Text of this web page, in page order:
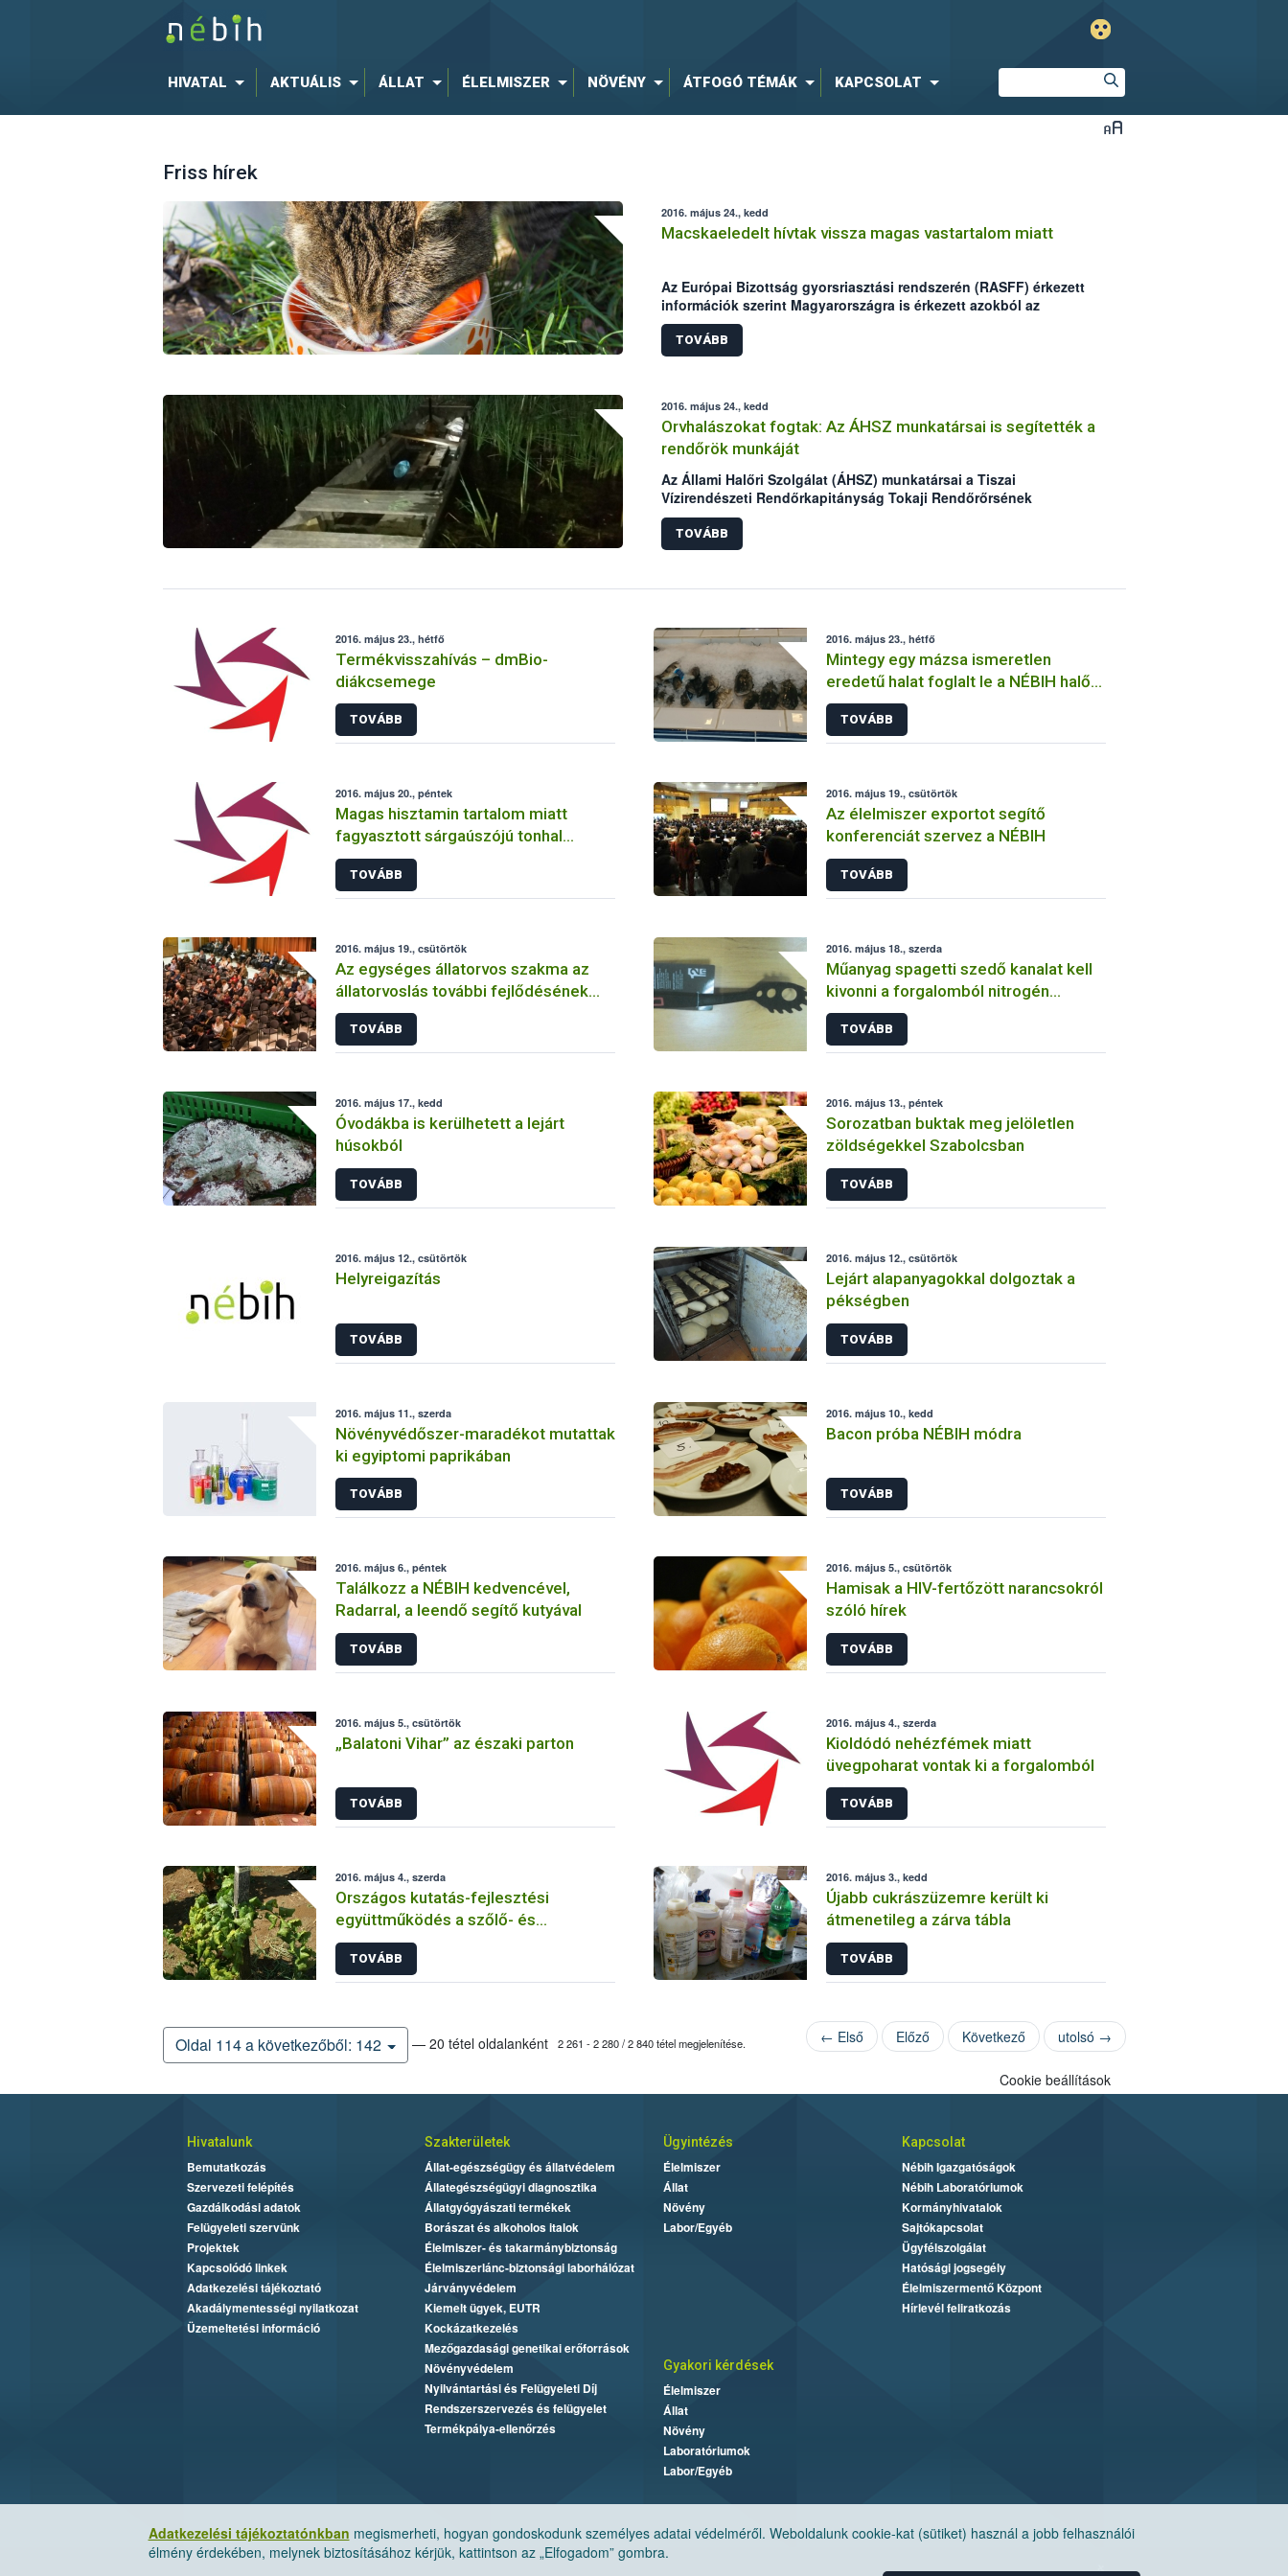
HIVATAL AKTUÁLIS ÁLLAT ÉLELMISZER NÖVÉNY ÁTFOGÓ TÉMÁK KAPCSOLAT
Friss hírek
2016. május 24., kedd
Macskaeledelt hívtak vissza magas vastartalom miatt
Az Európai Bizottság gyorsriasztási rendszerén (RASFF) érkezett
információk szerint Magyarországra is érkezett azokból az
egyadagos macskaeledelekből, melyekben magas vastartalmat
mértek.
TOVÁBB
2016. május 24., kedd
Orvhalászokat fogtak: Az ÁHSZ munkatársai is segítették a
rendőrök munkáját
Az Állami Halőri Szolgálat (ÁHSZ) munkatársai a Tiszai
Vízirendészeti Rendőrkapitányság Tokaji Rendőrőrsének
kollégáival két nap alatt két orvhalász csapatra csaptak le a
Malom-Tisza holtágban.
TOVÁBB
2016. május 23., hétfő
Termékvisszahívás – dmBio-
diákcsemege
TOVÁBB
2016. május 23., hétfő
Mintegy egy mázsa ismeretlen
eredetű halat foglalt le a NÉBIH halőri
szolgálata
TOVÁBB
2016. május 20., péntek
Magas hisztamin tartalom miatt
fagyasztott sárgaúszójú tonhal
szeleteket kell kivonni a forgalomból
TOVÁBB
2016. május 19., csütörtök
Az élelmiszer exportot segítő
konferenciát szervez a NÉBIH
TOVÁBB
2016. május 19., csütörtök
Az egységes állatorvos szakma az
állatorvoslás további fejlődésének
kulcsa
TOVÁBB
2016. május 18., szerda
Műanyag spagetti szedő kanalat kell
kivonni a forgalomból nitrogén
tartalmú vegyület kioldódás miatt
TOVÁBB
2016. május 17., kedd
Óvodákba is kerülhetett a lejárt
húsokból
TOVÁBB
2016. május 13., péntek
Sorozatban buktak meg jelöletlen
zöldségekkel Szabolcsban
TOVÁBB
2016. május 12., csütörtök
Helyreigazítás
TOVÁBB
2016. május 12., csütörtök
Lejárt alapanyagokkal dolgoztak a
pékségben
TOVÁBB
2016. május 11., szerda
Növényvédőszer-maradékot mutattak
ki egyiptomi paprikában
TOVÁBB
2016. május 10., kedd
Bacon próba NÉBIH módra
TOVÁBB
2016. május 6., péntek
Találkozz a NÉBIH kedvencével,
Radarral, a leendő segítő kutyával
TOVÁBB
2016. május 5., csütörtök
Hamisak a HIV-fertőzött narancsokról
szóló hírek
TOVÁBB
2016. május 5., csütörtök
„Balatoni Vihar” az északi parton
TOVÁBB
2016. május 4., szerda
Kioldódó nehézfémek miatt
üvegpoharat vontak ki a forgalomból
TOVÁBB
2016. május 4., szerda
Országos kutatás-fejlesztési
együttműködés a szőlő- és
gyümölcstermesztésünk biztonsága
érdekében
TOVÁBB
2016. május 3., kedd
Újabb cukrászüzemre került ki
átmenetileg a zárva tábla
TOVÁBB
Oldal 114 a következőből: 142 — 20 tétel oldalanként 2 261 - 2 280 / 2 840 tétel megjelenítése. ← Első Előző Következő utolsó →
Adatkezelési tájékoztatónkban megismerheti, hogyan gondoskodunk személyes adatai védelméről. Weboldalunk cookie-kat (sütiket) használ a jobb felhasználói
élmény érdekében, melynek biztosításához kérjük, kattintson az „Elfogadom” gombra.
Cookie beállítások
Hivatalunk
Bemutatkozás
Szervezeti felépítés
Gazdálkodási adatok
Felügyeleti szervünk
Projektek
Kapcsolódó linkek
Adatkezelési tájékoztató
Akadálymentességi nyilatkozat
Üzemeltetési információ
Szakterületek
Állat-egészségügy és állatvédelem
Állategészségügyi diagnosztika
Állatgyógyászati termékek
Borászat és alkoholos italok
Élelmiszer- és takarmánybiztonság
Élelmiszerlánc-biztonsági laborhálózat
Járványvédelem
Kiemelt ügyek, EUTR
Kockázatkezelés
Mezőgazdasági genetikai erőforrások
Növényvédelem
Nyilvántartási és Felügyeleti Díj
Rendszerszervezés és felügyelet
Termékpálya-ellenőrzés
Ügyintézés
Élelmiszer
Állat
Növény
Labor/Egyéb
Kapcsolat
Nébih Igazgatóságok
Nébih Laboratóriumok
Kormányhivatalok
Sajtókapcsolat
Ügyfélszolgálat
Hatósági jogsegély
Élelmiszermentő Központ
Hírlevél feliratkozás
Gyakori kérdések
Élelmiszer
Állat
Növény
Laboratóriumok
Labor/Egyéb